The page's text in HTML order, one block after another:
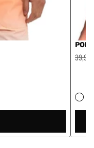
Prezzo
39,95